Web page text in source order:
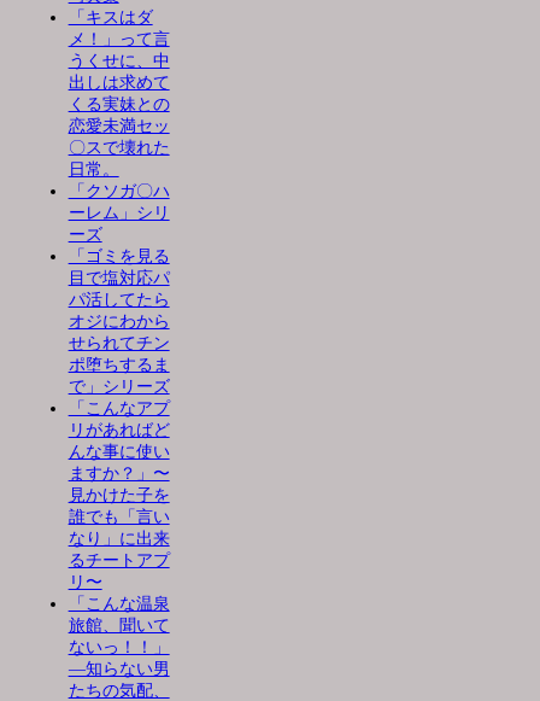
「キスはダ
メ！」って言
うくせに、中
出しは求めて
くる実妹との
恋愛未満セッ
〇スで壊れた
日常。
「クソガ〇ハ
ーレム」シリ
ーズ
「ゴミを見る
目で塩対応パ
パ活してたら
オジにわから
せられてチン
ポ堕ちするま
で」シリーズ
「こんなアプ
リがあればど
んな事に使い
ますか？」〜
見かけた子を
誰でも「言い
なり」に出来
るチートアプ
リ〜
「こんな温泉
旅館、聞いて
ないっ！！」
―知らない男
たちの気配、